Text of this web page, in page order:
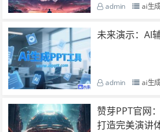
admin ai生
未来演示：AI
admin ai生
赞芽PPT官网
打造完美演讲